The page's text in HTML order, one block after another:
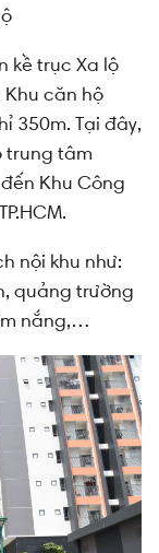
kề trục Xa lộ
Khu căn hộ
350m. Tại đây,
trung tâm
Khu Công
nội khu như:
quảng trường
nắng,…